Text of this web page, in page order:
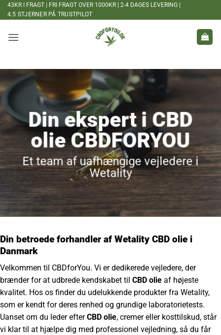
Fortsæt
til
43KR I FRAGT | FRI FRAGT OVER 1000KR | 2-4 DAGES LEVERING |
4.5 STJERNER PÅ TRUSTPILOT
Din ekspert i CBD
olie CBDFORYOU
Et team af uafhængige vejledere i
Wetality
Din betroede forhandler af Wetality CBD olie i
Danmark
Velkommen til CBDforYou. Vi er dedikerede vejledere, der
brænder for at udbrede kendskabet til CBD olie af højeste
kvalitet. Hos os finder du udelukkende produkter fra Wetality,
som er kendt for deres renhed og grundige laboratorietests.
Uanset om du leder efterCBD olie, cremer eller kosttilskud, står
vi klar til at hjælpe dig med professionel vejledning, så du får